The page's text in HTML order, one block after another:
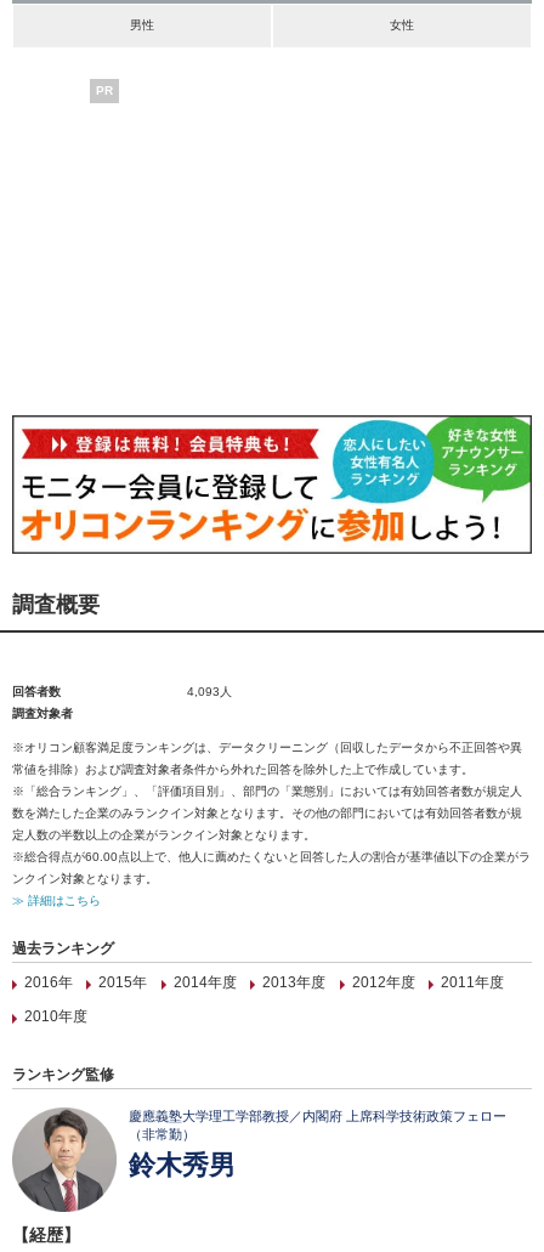
男性 女性
PR
調査概要
回答者数
4,093人
調査対象者
※オリコン顧客満足度ランキングは、データクリーニング（回収したデータから不正回答や異
常値を排除）および調査対象者条件から外れた回答を除外した上で作成しています。
※「総合ランキング」、「評価項目別」、部門の「業態別」においては有効回答者数が規定人
数を満たした企業のみランクイン対象となります。その他の部門においては有効回答者数が規
定人数の半数以上の企業がランクイン対象となります。
※総合得点が60.00点以上で、他人に薦めたくないと回答した人の割合が基準値以下の企業がラ
ンクイン対象となります。
≫ 詳細はこちら
過去ランキング
2016年
2015年 2014年度 2013年度 2012年度
2011年度
2010年度
ランキング監修
慶應義塾大学理工学部教授／内閣府 上席科学技術政策フェロー
（非常勤）
鈴木秀男
【経歴】